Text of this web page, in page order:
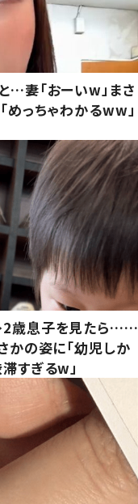
…妻「おーいw」まさ
めっちゃわかるww」
歳息子を見たら……
かの姿に「幼児しか
すぎるw」